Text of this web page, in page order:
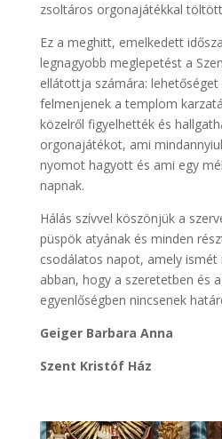
zsoltáros orgonajátékkal
Ez a meghitt, emelkedett
legnagyobb meglepetést a
ellátottja számára:
felmenjenek a templom
közelről figyelhették és
orgonajátékot, ami
nyomot hagyott és ami egy
napnak.
Hálás szívvel köszönjük a
püspök atyának és minden
csodálatos napot, amely
abban, hogy a szeretetben és
egyenlőségben nincsenek
Geiger Barbara Anna
Szent Kristóf Ház